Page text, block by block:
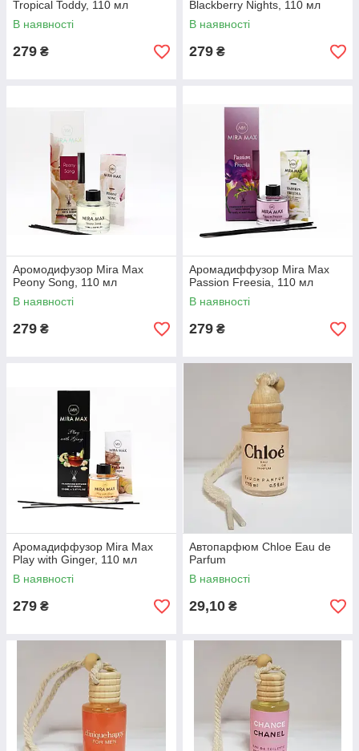
Tropical Toddy, 110 мл
В наявності
279 ₴
Blackberry Nights, 110 мл
В наявності
279 ₴
Аромодифузор Mira Max
Peony Song, 110 мл
В наявності
279 ₴
Аромадиффузор Mira Max
Passion Freesia, 110 мл
В наявності
279 ₴
Аромадиффузор Mira Max
Play with Ginger, 110 мл
В наявності
279 ₴
Автопарфюм Chloe Eau de
Parfum
В наявності
29,10 ₴